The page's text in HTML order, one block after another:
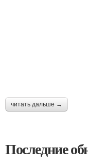
читать дальше →
Последние